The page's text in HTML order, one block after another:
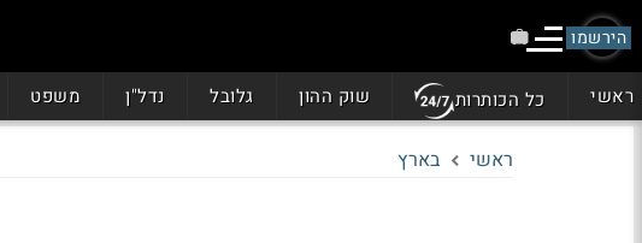
הירשמו
ראשי כל הכותרות שוק ההון גלובל נדל"ן משפט
ראשי בארץ